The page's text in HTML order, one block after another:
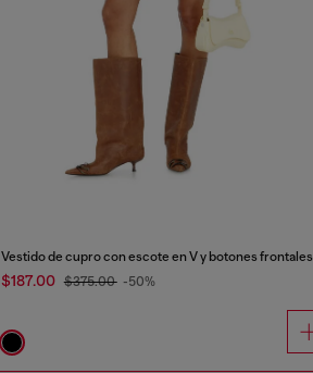
Vestido de cupro con escote en V y botones frontales
$187.00 $375.00 -50%